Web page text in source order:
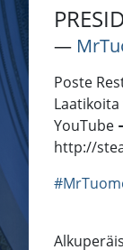
―
Poste
YouTube
http://